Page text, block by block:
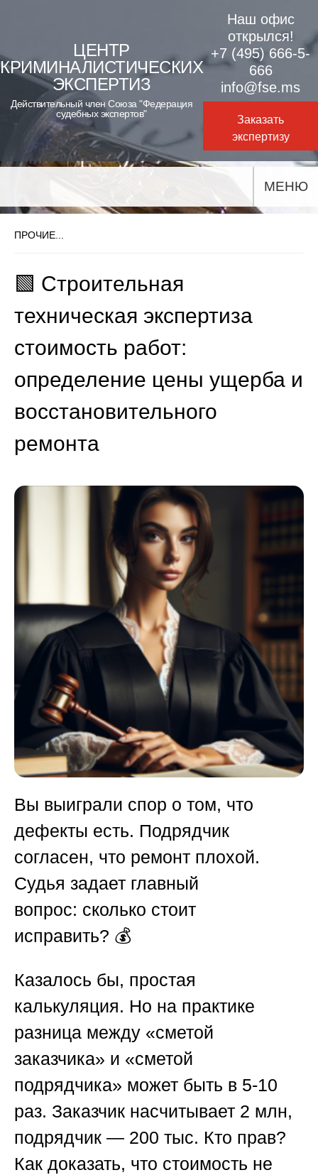
content
ЦЕНТР
КРИМИНАЛИСТИЧЕСКИХ
ЭКСПЕРТИЗ
Действительный член Союза "Федерация
судебных экспертов"
Наш офис
открылся!
+7 (495) 666-5-
666
info@fse.ms
Заказать
экспертизу
МЕНЮ
ПРОЧИЕ...
🟩 Строительная
техническая экспертиза
стоимость работ:
определение цены ущерба и
восстановительного
ремонта
Вы выиграли спор о том, что
дефекты есть. Подрядчик
согласен, что ремонт плохой.
Судья задает главный
вопрос: сколько стоит
исправить? 💰
Казалось бы, простая
калькуляция. Но на практике
разница между «сметой
заказчика» и «сметой
подрядчика» может быть в 5-10
раз. Заказчик насчитывает 2 млн,
подрядчик — 200 тыс. Кто прав?
Как доказать, что стоимость не